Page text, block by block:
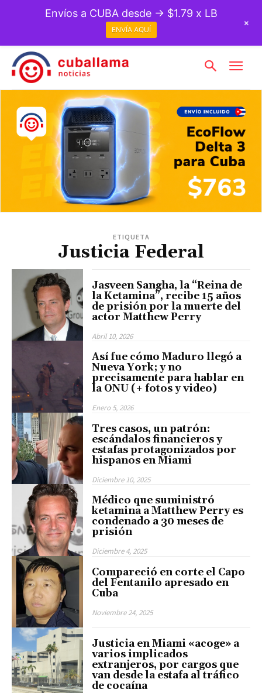
ETIQUETA
Justicia Federal
Jasveen Sangha, la “Reina de
la Ketamina”, recibe 15 años
de prisión por la muerte del
actor Matthew Perry
Abril 10, 2026
Así fue cómo Maduro llegó a
Nueva York; y no
precisamente para hablar en
la ONU (+ fotos y video)
Enero 5, 2026
Tres casos, un patrón:
escándalos financieros y
estafas protagonizados por
hispanos en Miami
Diciembre 10, 2025
Médico que suministró
ketamina a Matthew Perry es
condenado a 30 meses de
prisión
Diciembre 4, 2025
Compareció en corte el Capo
del Fentanilo apresado en
Cuba
Noviembre 24, 2025
Justicia en Miami «acoge» a
varios implicados
extranjeros, por cargos que
van desde la estafa al tráfico
de cocaína
Envíos a CUBA desde → $1.79 x LB
ENVÍA AQUÍ
+